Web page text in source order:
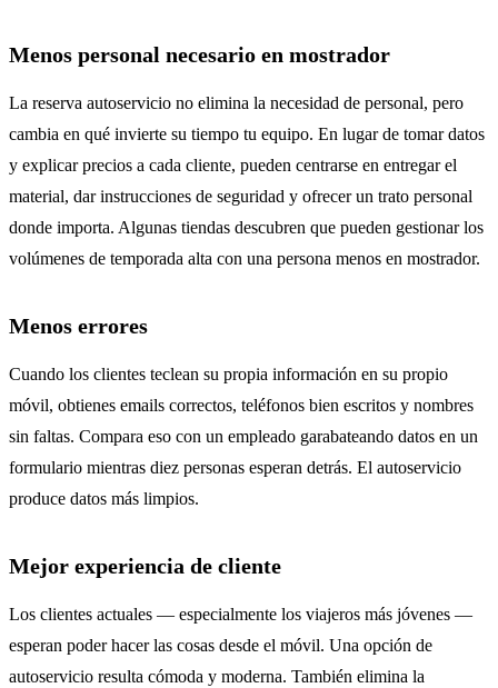
Menos personal necesario en mostrador
La reserva autoservicio no elimina la necesidad de personal, pero
cambia en qué invierte su tiempo tu equipo. En lugar de tomar datos
y explicar precios a cada cliente, pueden centrarse en entregar el
material, dar instrucciones de seguridad y ofrecer un trato personal
donde importa. Algunas tiendas descubren que pueden gestionar los
volúmenes de temporada alta con una persona menos en mostrador.
Menos errores
Cuando los clientes teclean su propia información en su propio
móvil, obtienes emails correctos, teléfonos bien escritos y nombres
sin faltas. Compara eso con un empleado garabateando datos en un
formulario mientras diez personas esperan detrás. El autoservicio
produce datos más limpios.
Mejor experiencia de cliente
Los clientes actuales — especialmente los viajeros más jóvenes —
esperan poder hacer las cosas desde el móvil. Una opción de
autoservicio resulta cómoda y moderna. También elimina la